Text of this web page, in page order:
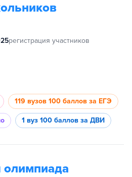
регистрация участников
119 вузов 100 баллов за ЕГЭ
1 вуз 100 баллов за ДВИ
олимпиада